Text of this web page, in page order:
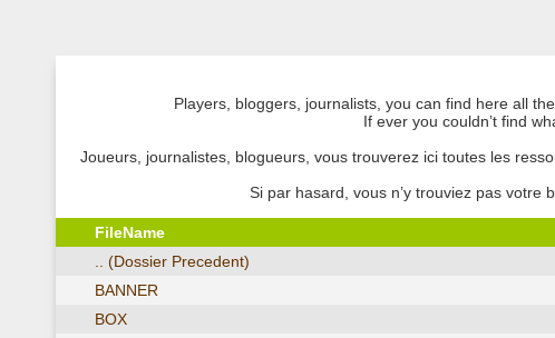
Players, bloggers, journalists, you can find here all
If ever you couldn’t find
Joueurs, journalistes, blogueurs, vous trouverez ici toutes les
Si par hasard, vous n’y trouviez pas votre
FileName
.. (Dossier Precedent)
BANNER
BOX